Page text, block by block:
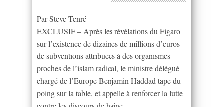
Par Steve Tenré
EXCLUSIF – Après les révélations du Figaro
sur l’existence de dizaines de millions d’euros
de subventions attribuées à des organismes
proches de l’islam radical, le ministre délégué
chargé de l’Europe Benjamin Haddad tape du
poing sur la table, et appelle à renforcer la lutte